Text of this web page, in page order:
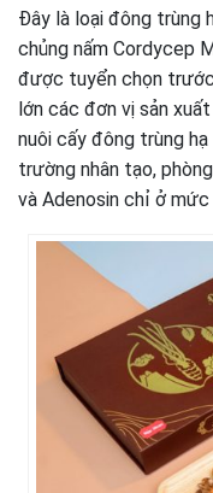
Đây là loại đông trùng
chủng nấm Cordycep
được tuyển chọn trước
lớn các đơn vị sản
nuôi cấy đông trùng
trường nhân tạo,
và Adenosin chỉ ở